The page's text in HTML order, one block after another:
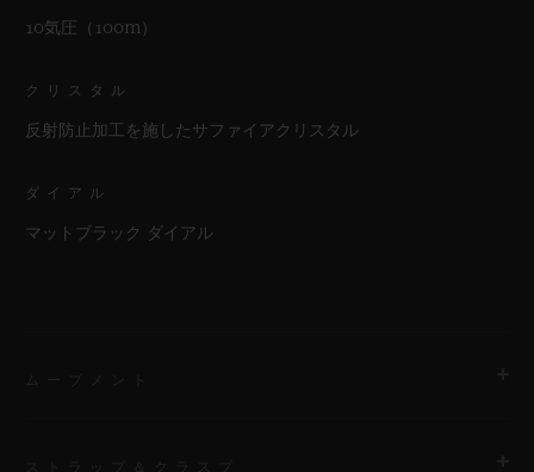
10気圧（100m）
クリスタル
反射防止加工を施したサファイアクリスタル
ダイアル
マットブラック ダイアル